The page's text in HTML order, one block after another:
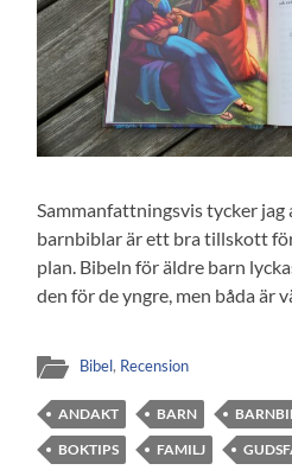
Sammanfattningsvis tycker jag
barnbiblar är ett bra tillskott
plan. Bibeln för äldre barn
den för de yngre, men båda är
Bibel, Recension
ANDAKT BARN
BOKTIPS
FAMILJ